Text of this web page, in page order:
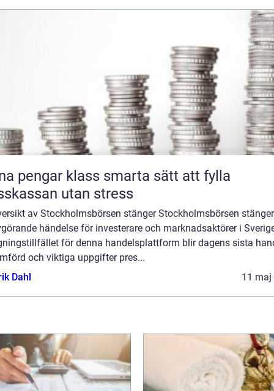
klass smarta sätt att fylla
utan stress
av Stockholmsbörsen stänger Stockholmsbörsen
händelse för investerare och marknadsaktörer i
för denna handelsplattform blir dagens sista
och viktiga uppgifter pres...
Dahl
11 maj